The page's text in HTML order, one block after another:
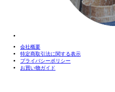
会社概要
特定商取引法に関する表示
プライバシーポリシー
お買い物ガイド